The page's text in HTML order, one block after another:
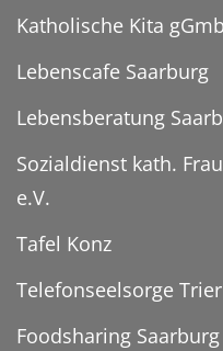
Katholische Kita
Lebenscafe Saarburg
Lebensberatung
Sozialdienst kath.
e.V.
Tafel Konz
Telefonseelsorge Trier
Foodsharing Saarburg